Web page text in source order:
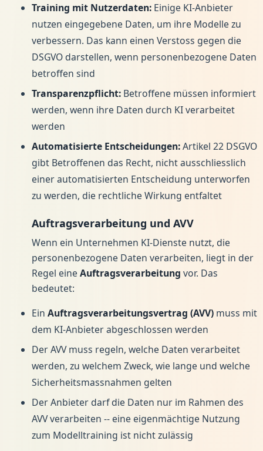
Training mit Nutzerdaten:Einige KI-Anbieter
nutzen eingegebene Daten, um ihre Modelle zu
verbessern. Das kann einen Verstoss gegen die
DSGVO darstellen, wenn personenbezogene Daten
betroffen sind
Transparenzpflicht:Betroffene müssen informiert
werden, wenn ihre Daten durch KI verarbeitet
werden
Automatisierte Entscheidungen:Artikel 22 DSGVO
gibt Betroffenen das Recht, nicht ausschliesslich
einer automatisierten Entscheidung unterworfen
zu werden, die rechtliche Wirkung entfaltet
Auftragsverarbeitung und AVV
Wenn ein Unternehmen KI-Dienste nutzt, die
personenbezogene Daten verarbeiten, liegt in der
Regel eine Auftragsverarbeitung vor. Das
bedeutet:
Ein Auftragsverarbeitungsvertrag (AVV)muss mit
dem KI-Anbieter abgeschlossen werden
Der AVV muss regeln, welche Daten verarbeitet
werden, zu welchem Zweck, wie lange und welche
Sicherheitsmassnahmen gelten
Der Anbieter darf die Daten nur im Rahmen des
AVV verarbeiten -- eine eigenmächtige Nutzung
zum Modelltraining ist nicht zulässig